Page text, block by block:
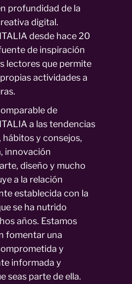
profundidad de la
digital.
desde hace 20
de inspiración
lectores que permite
actividades a
de
a las tendencias
hábitos y consejos,
innovación
diseño y mucho
a la relación
establecida con la
se ha nutrido
años. Estamos
fomentar una
y
informada y
seas parte de ella.